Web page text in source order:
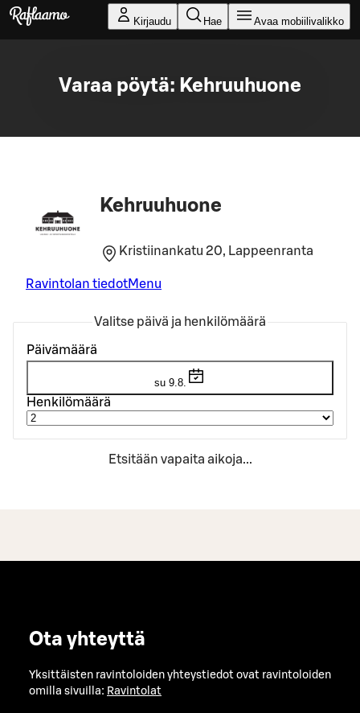
Siirry pääsisältöön
Kirjaudu Hae Avaa mobiilivalikko
Varaa pöytä: Kehruuhuone
Kehruuhuone
Kristiinankatu 20, Lappeenranta
Ravintolan tiedotMenu
Valitse päivä ja henkilömäärä
Päivämäärä
su 9.8.
Henkilömäärä
Etsitään vapaita aikoja...
Ota yhteyttä
Yksittäisten ravintoloiden yhteystiedot ovat ravintoloiden
omilla sivuilla: Ravintolat